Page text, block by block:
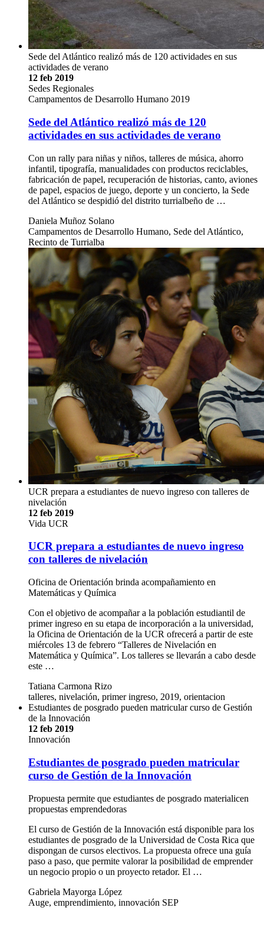
Sede del Atlántico realizó más de 120 actividades en sus
actividades de verano
12 feb 2019
Sedes Regionales
Campamentos de Desarrollo Humano 2019
Sede del Atlántico realizó más de 120
actividades en sus actividades de verano
Con un rally para niñas y niños, talleres de música, ahorro
infantil, tipografía, manualidades con productos reciclables,
fabricación de papel, recuperación de historias, canto, aviones
de papel, espacios de juego, deporte y un concierto, la Sede
del Atlántico se despidió del distrito turrialbeño de …
Daniela Muñoz Solano
Campamentos de Desarrollo Humano, Sede del Atlántico,
Recinto de Turrialba
UCR prepara a estudiantes de nuevo ingreso con talleres de
nivelación
12 feb 2019
Vida UCR
UCR prepara a estudiantes de nuevo ingreso
con talleres de nivelación
Oficina de Orientación brinda acompañamiento en
Matemáticas y Química
Con el objetivo de acompañar a la población estudiantil de
primer ingreso en su etapa de incorporación a la universidad,
la Oficina de Orientación de la UCR ofrecerá a partir de este
miércoles 13 de febrero “Talleres de Nivelación en
Matemática y Química”. Los talleres se llevarán a cabo desde
este …
Tatiana Carmona Rizo
talleres, nivelación, primer ingreso, 2019, orientacion
Estudiantes de posgrado pueden matricular curso de Gestión
de la Innovación
12 feb 2019
Innovación
Estudiantes de posgrado pueden matricular
curso de Gestión de la Innovación
Propuesta permite que estudiantes de posgrado materialicen
propuestas emprendedoras
El curso de Gestión de la Innovación está disponible para los
estudiantes de posgrado de la Universidad de Costa Rica que
dispongan de cursos electivos. La propuesta ofrece una guía
paso a paso, que permite valorar la posibilidad de emprender
un negocio propio o un proyecto retador. El …
Gabriela Mayorga López
Auge, emprendimiento, innovación SEP